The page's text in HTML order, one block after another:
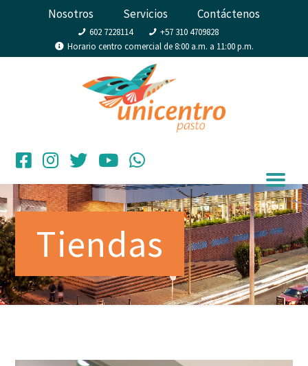
Nosotros Servicios Contáctenos
602 7228114
+57 310 4709828
Horario centro comercial de 8:00 a.m. a 11:00 p.m.